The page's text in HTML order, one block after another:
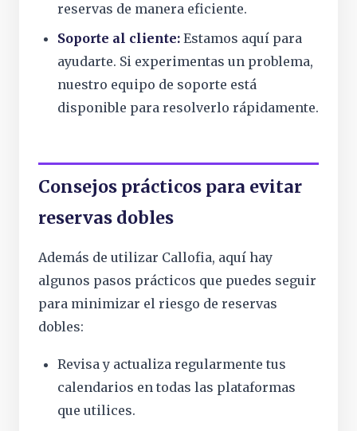
reservas de manera eficiente.
Soporte al cliente: Estamos aquí para
ayudarte. Si experimentas un problema,
nuestro equipo de soporte está
disponible para resolverlo rápidamente.
Consejos prácticos para evitar
reservas dobles
Además de utilizar Callofia, aquí hay
algunos pasos prácticos que puedes seguir
para minimizar el riesgo de reservas
dobles:
Revisa y actualiza regularmente tus
calendarios en todas las plataformas
que utilices.